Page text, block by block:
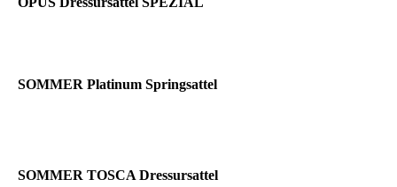
SOMMER Platinum Springsattel
SOMMER TOSCA Dressursattel